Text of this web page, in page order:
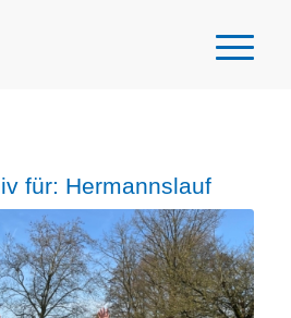
für: Hermannslauf